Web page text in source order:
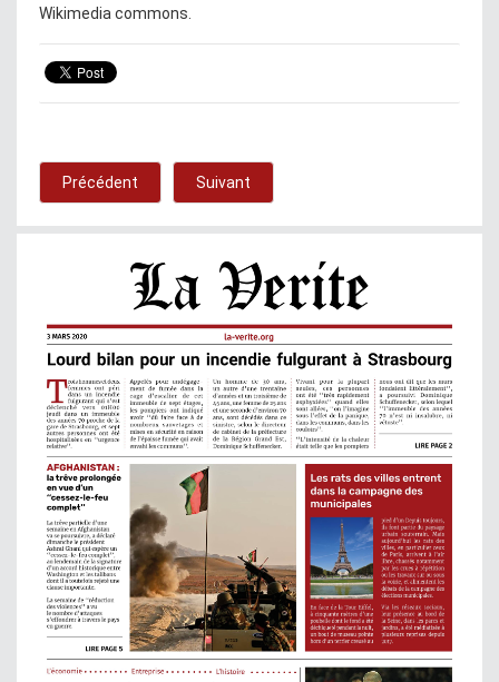
Wikimedia commons.
Précédent Suivant